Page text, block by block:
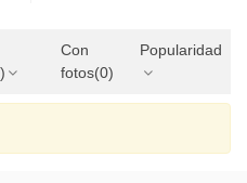
Con
fotos(0)
Popularidad